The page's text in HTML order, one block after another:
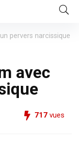
pervers narcissique
avec
717 vues